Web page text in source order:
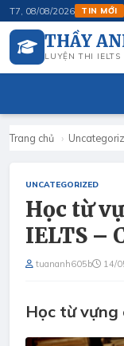
T7, 08/08/2026 TIN MỚI
THẦY
LUYỆN THI
Trang chủ ›
UNCATEGORIZED
Học từ
IELTS –
tuananh605b 14/
Học từ vựng